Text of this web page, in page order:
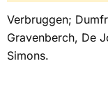
Verbruggen;
Gravenberch, De
Simons.